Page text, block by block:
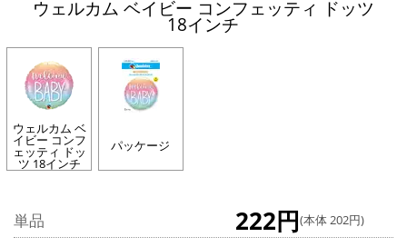
ウェルカム ベイビー コンフェッティ ドッツ
18インチ
ウェルカム ベ
イビー コンフ
ェッティ ドッ
ツ 18インチ
パッケージ
単品 222円(本体 202円)